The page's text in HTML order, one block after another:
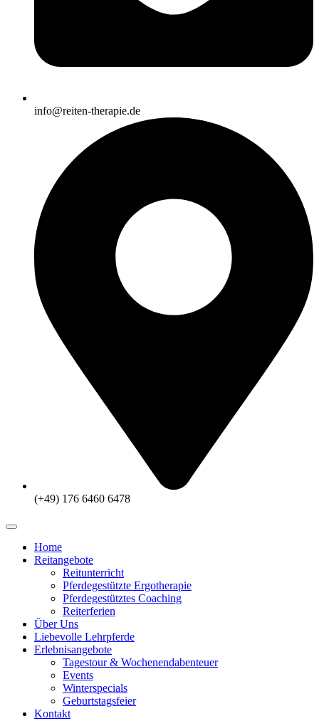
info@reiten-therapie.de
(+49) 176 6460 6478
Home
Reitangebote
Reitunterricht
Pferdegestützte Ergotherapie
Pferdegestütztes Coaching
Reiterferien
Über Uns
Liebevolle Lehrpferde
Erlebnisangebote
Tagestour & Wochenendabenteuer
Events
Winterspecials
Geburtstagsfeier
Kontakt